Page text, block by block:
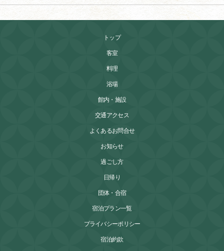
トップ
客室
料理
浴場
館内・施設
交通アクセス
よくあるお問合せ
お知らせ
過ごし方
日帰り
団体・合宿
宿泊プラン一覧
プライバシーポリシー
宿泊約款